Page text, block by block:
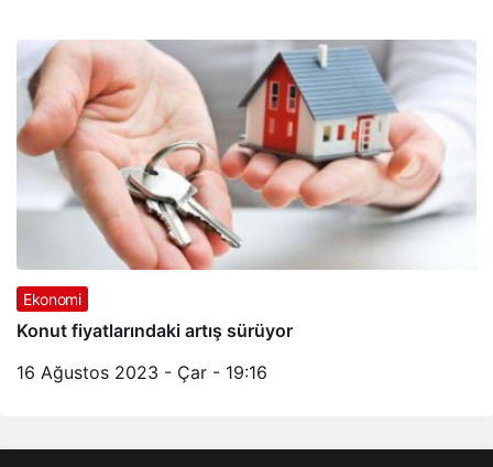
Ekonomi
Konut fiyatlarındaki artış sürüyor
16 Ağustos 2023 - Çar - 19:16